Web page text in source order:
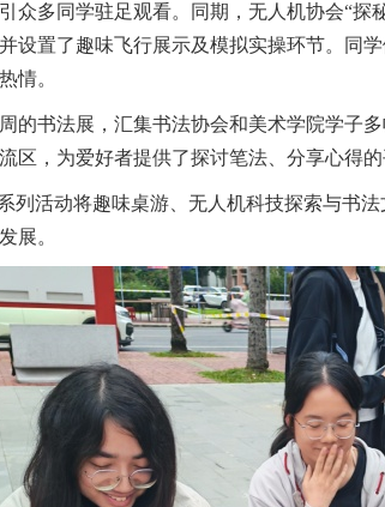
众多同学驻足观看。同期，无人机协会“
设置了趣味飞行展示及模拟实操环节。同
情。
的书法展，汇集书法协会和美术学院学子
区，为爱好者提供了探讨笔法、分享心得
列活动将趣味桌游、无人机科技探索与书
展。